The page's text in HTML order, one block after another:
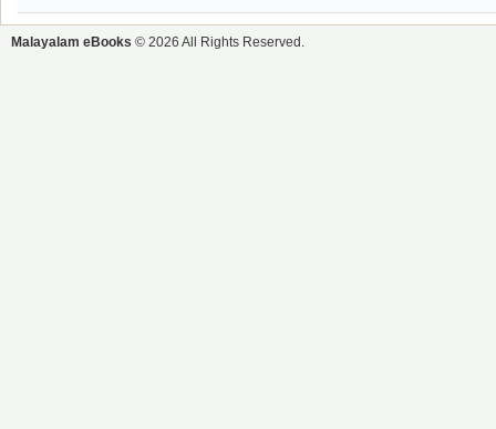
Malayalam eBooks © 2026 All Rights Reserved.